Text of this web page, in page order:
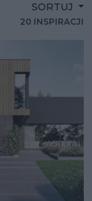
SORTUJ
20 INSPIRACJI